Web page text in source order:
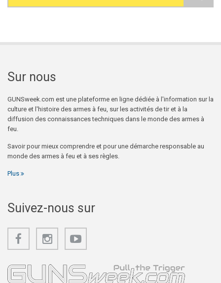
Search form
Sur nous
GUNSweek.com est une plateforme en ligne dédiée à l'information sur la
culture et l'histoire des armes à feu, sur les activités de tir et à la
diffusion des connaissances techniques dans le monde des armes à
feu.
Savoir pour mieux comprendre et pour une démarche responsable au
monde des armes à feu et à ses règles.
Plus
Suivez-nous sur